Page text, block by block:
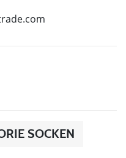
SOCKEN